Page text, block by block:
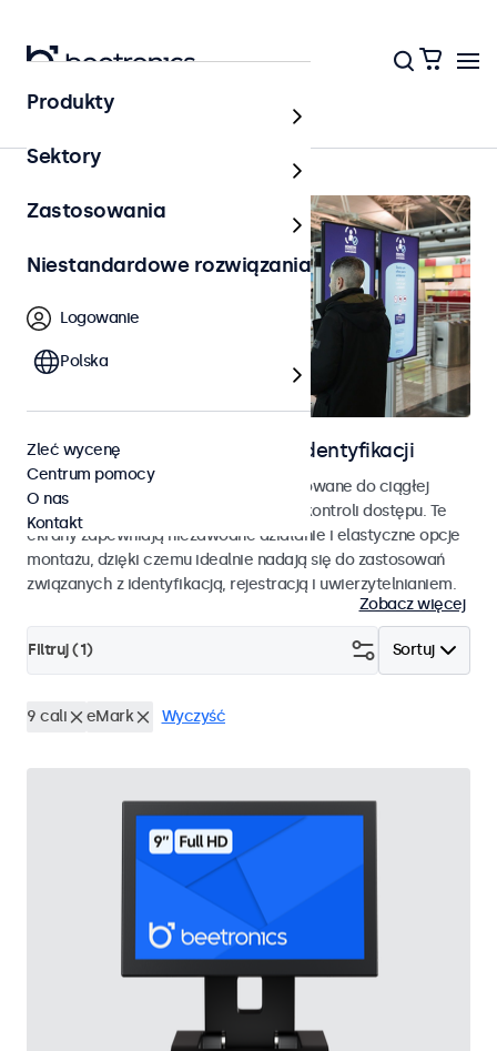
Kontrola dostępu
Ekrany do kontroli dostępu i identyfikacji
Monitory i ekrany dotykowe zaprojektowane do ciągłej
pracy i płynnej integracji z systemami kontroli dostępu. Te
ekrany zapewniają niezawodne działanie i elastyczne opcje
montażu, dzięki czemu idealnie nadają się do zastosowań
związanych z identyfikacją, rejestracją i uwierzytelnianiem.
Zobacz więcej
Sortuj
Filtruj (1)
9 cali eMark Wyczyść
Produkty
Sektory
Zastosowania
Niestandardowe rozwiązania
Logowanie
Polska
Zleć wycenę
Centrum pomocy
O nas
Kontakt